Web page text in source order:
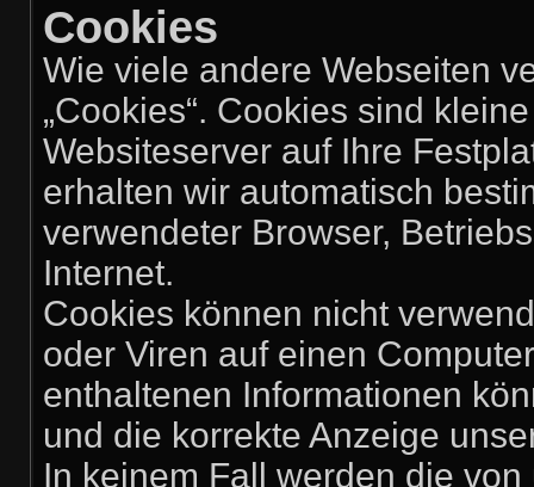
Cookies
Wie viele andere Webseiten
„Cookies“. Cookies sind
Websiteserver auf Ihre
erhalten wir automatisch
verwendeter Browser,
Internet.
Cookies können nicht
oder Viren auf einen
enthaltenen Informationen
und die korrekte Anzeige
In keinem Fall werden die